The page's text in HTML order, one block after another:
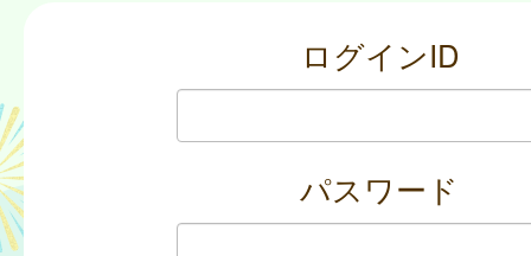
ログインID
パスワード